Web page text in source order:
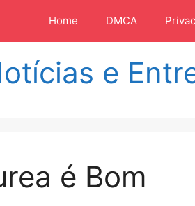
Home DMCA
e
é Bom